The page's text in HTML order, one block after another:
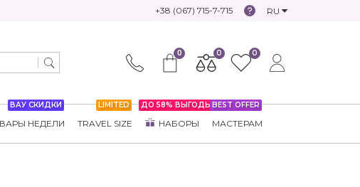
+38 (067) 715-7-715 RU
0 0 0
ВАУ СКИДКИ
НЕДЕЛИ
LIMITED
TRAVEL SIZE
ДО 58% ВЫГОДЫ
НАБОРЫ
BEST OFFER
МАСТЕРАМ